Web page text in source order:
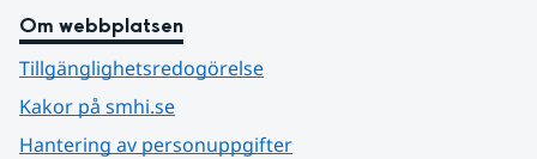
Om webbplatsen
Tillgänglighetsredogörelse
Kakor på smhi.se
Hantering av personuppgifter